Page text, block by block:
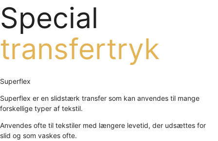
Special
transfertryk
Superflex
Superflex er en slidstærk transfer som kan anvendes til mange
forskellige typer af tekstil.
Anvendes ofte til tekstiler med længere levetid, der udsættes for
slid og som vaskes ofte.